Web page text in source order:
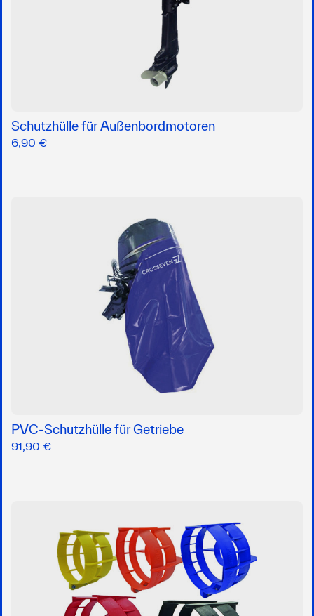
Schutzhülle für Außenbordmotoren
6,90 €
PVC-Schutzhülle für Getriebe
91,90 €